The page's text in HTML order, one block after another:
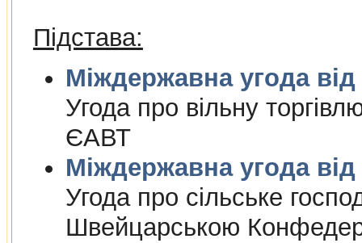
Підстава:
Угода про вiльну
ЄАВТ
Угода про сiльське
Швейцарською